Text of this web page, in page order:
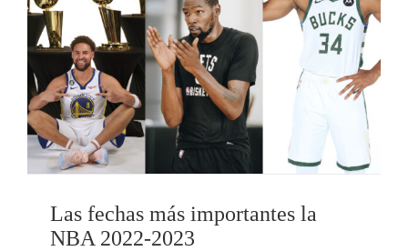
Las fechas más importantes la
NBA 2022-2023